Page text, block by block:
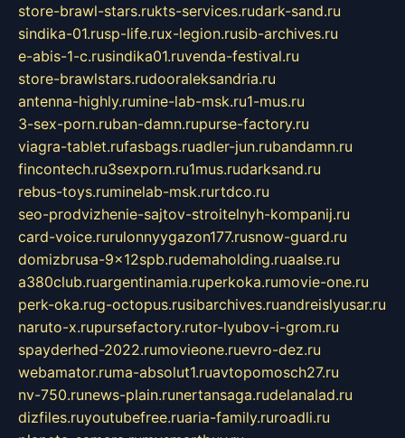
store-brawl-stars.rukts-services.rudark-sand.ru
sindika-01.rusp-life.rux-legion.rusib-archives.ru
e-abis-1-c.rusindika01.ruvenda-festival.ru
store-brawlstars.rudooraleksandria.ru
antenna-highly.rumine-lab-msk.ru1-mus.ru
3-sex-porn.ruban-damn.rupurse-factory.ru
viagra-tablet.rufasbags.ruadler-jun.rubandamn.ru
fincontech.ru3sexporn.ru1mus.rudarksand.ru
rebus-toys.ruminelab-msk.rurtdco.ru
seo-prodvizhenie-sajtov-stroitelnyh-kompanij.ru
card-voice.rurulonnyygazon177.rusnow-guard.ru
domizbrusa-9x12spb.rudemaholding.ruaalse.ru
a380club.ruargentinamia.ruperkoka.rumovie-one.ru
perk-oka.rug-octopus.rusibarchives.ruandreislyusar.ru
naruto-x.rupursefactory.rutor-lyubov-i-grom.ru
spayderhed-2022.rumovieone.ruevro-dez.ru
webamator.ruma-absolut1.ruavtopomosch27.ru
nv-750.runews-plain.runertansaga.rudelanalad.ru
dizfiles.ruyoutubefree.ruaria-family.ruroadli.ru